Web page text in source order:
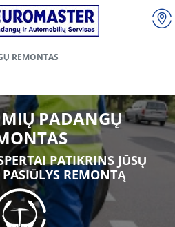
REMONTAS
PADANGŲ
PATIKRINS JŪSŲ
REMONTĄ